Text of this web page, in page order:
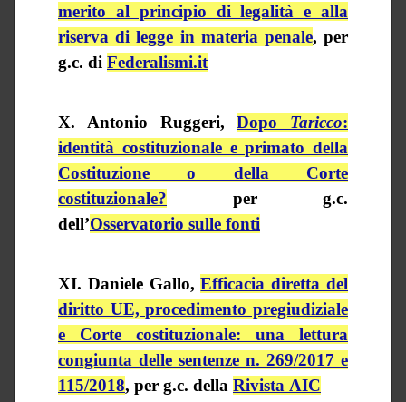
merito al principio di legalità e alla
riserva di legge in materia penale, per
g.c. di Federalismi.it
X. Antonio Ruggeri,Dopo Taricco:
identità costituzionale e primato della
Costituzione o della Corte
costituzionale? per g.c.
dell’Osservatorio sulle fonti
XI. Daniele Gallo,Efficacia diretta del
diritto UE, procedimento pregiudiziale
e Corte costituzionale: una lettura
congiunta delle sentenze n. 269/2017 e
115/2018, per g.c. della Rivista AIC